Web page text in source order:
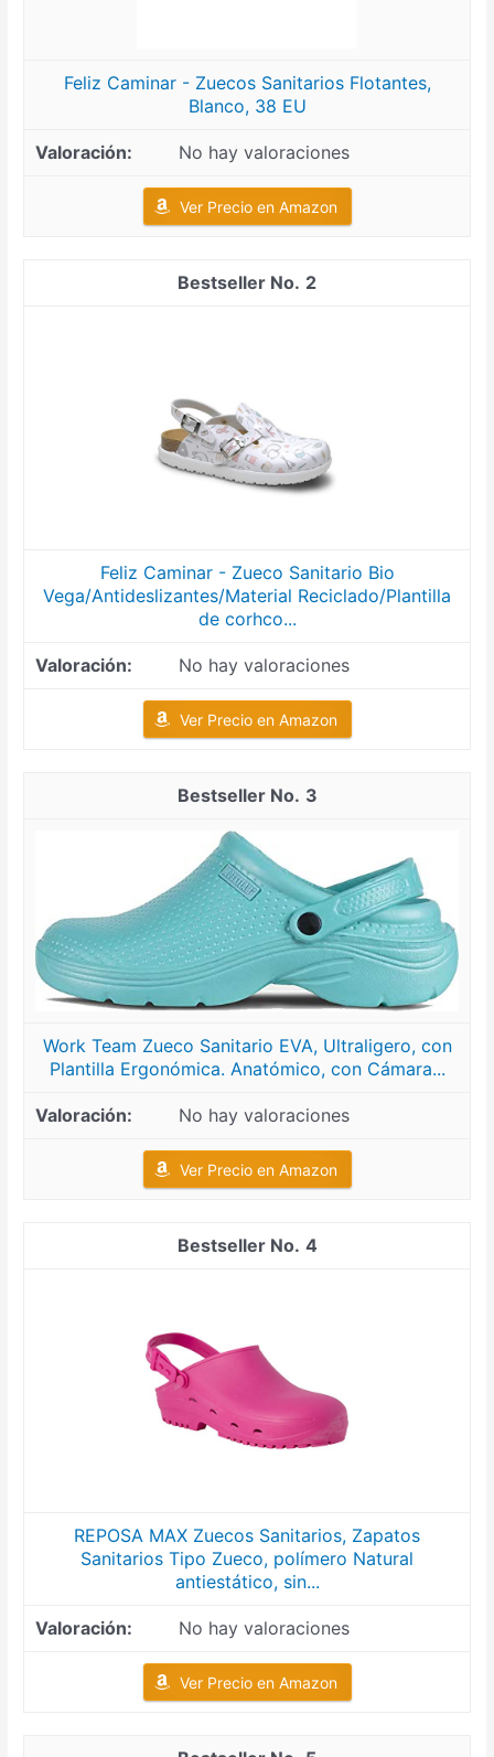
Feliz Caminar - Zuecos Sanitarios Flotantes,
Blanco, 38 EU
No hay valoraciones
Ver Precio en Amazon
2
Feliz Caminar - Zueco Sanitario Bio
Vega/Antideslizantes/Material Reciclado/Plantilla
de corhco...
No hay valoraciones
Ver Precio en Amazon
3
Work Team Zueco Sanitario EVA, Ultraligero, con
Plantilla Ergonómica. Anatómico, con Cámara...
No hay valoraciones
Ver Precio en Amazon
4
REPOSA MAX Zuecos Sanitarios, Zapatos
Sanitarios Tipo Zueco, polímero Natural
antiestático, sin...
No hay valoraciones
Ver Precio en Amazon